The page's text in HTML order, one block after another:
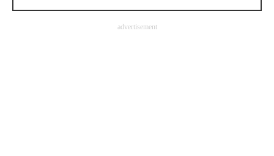
ITエンジニア向け専門サイト
advertisement